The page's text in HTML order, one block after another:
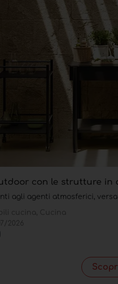
con le strutture in
agli agenti atmosferici,